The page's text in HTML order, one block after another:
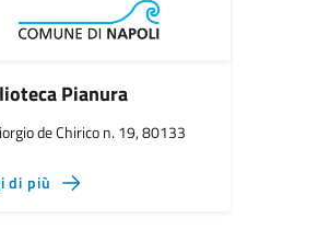
Pianura
de Chirico n. 19, 80133
di più